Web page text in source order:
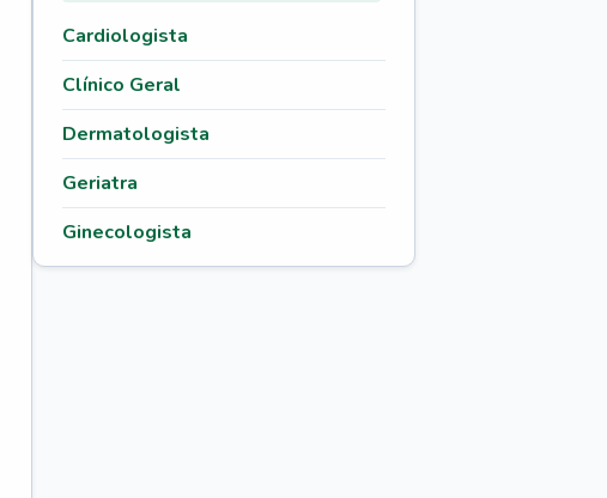
Cardiologista
Clínico Geral
Dermatologista
Geriatra
Ginecologista